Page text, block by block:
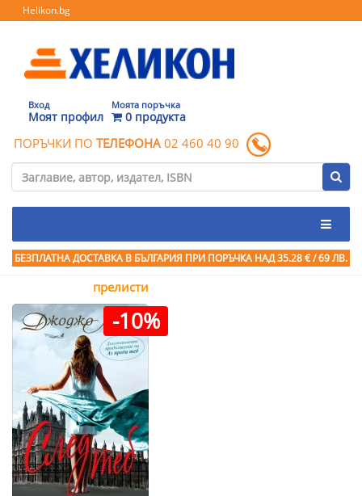
Helikon.bg
Вход
Моят профил
Моята поръчка
0 продукта
ПОРЪЧКИ ПО ТЕЛЕФОНА 02 460 40 90
БЕЗПЛАТНА ДОСТАВКА В БЪЛГАРИЯ ПРИ ПОРЪЧКА НАД 35.28 € / 69 ЛВ.
прелисти
-10%